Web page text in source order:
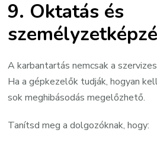
9. Oktatás és
A karbantartás nemcsak a
Ha a gépkezelők tudják, hogyan
sok meghibásodás megelőzhető.
Tanítsd meg a dolgozóknak, hogy: